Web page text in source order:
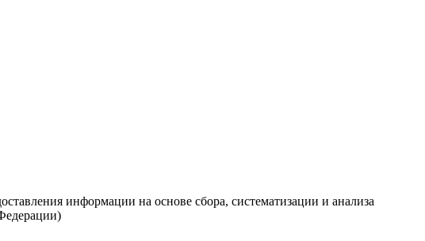
информации на основе сбора, систематизации и анализа